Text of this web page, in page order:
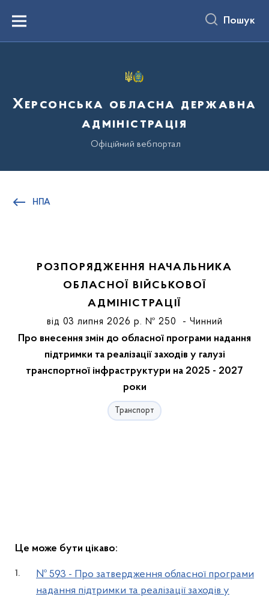
вмістуMenu Пошук
Херсонська обласна державна
адміністрація
Офіційний вебпортал
НПА
РОЗПОРЯДЖЕННЯ НАЧАЛЬНИКА
ОБЛАСНОЇ ВІЙСЬКОВОЇ
АДМІНІСТРАЦІЇ
від 03 липня 2026 р. № 250 - Чинний
Про внесення змін до обласної програми надання
підтримки та реалізації заходів у галузі
транспортної інфраструктури на 2025 - 2027
роки
Транспорт
Це може бути цікаво:
№ 593 - Про затвердження обласної програми
надання підтримки та реалізації заходів у